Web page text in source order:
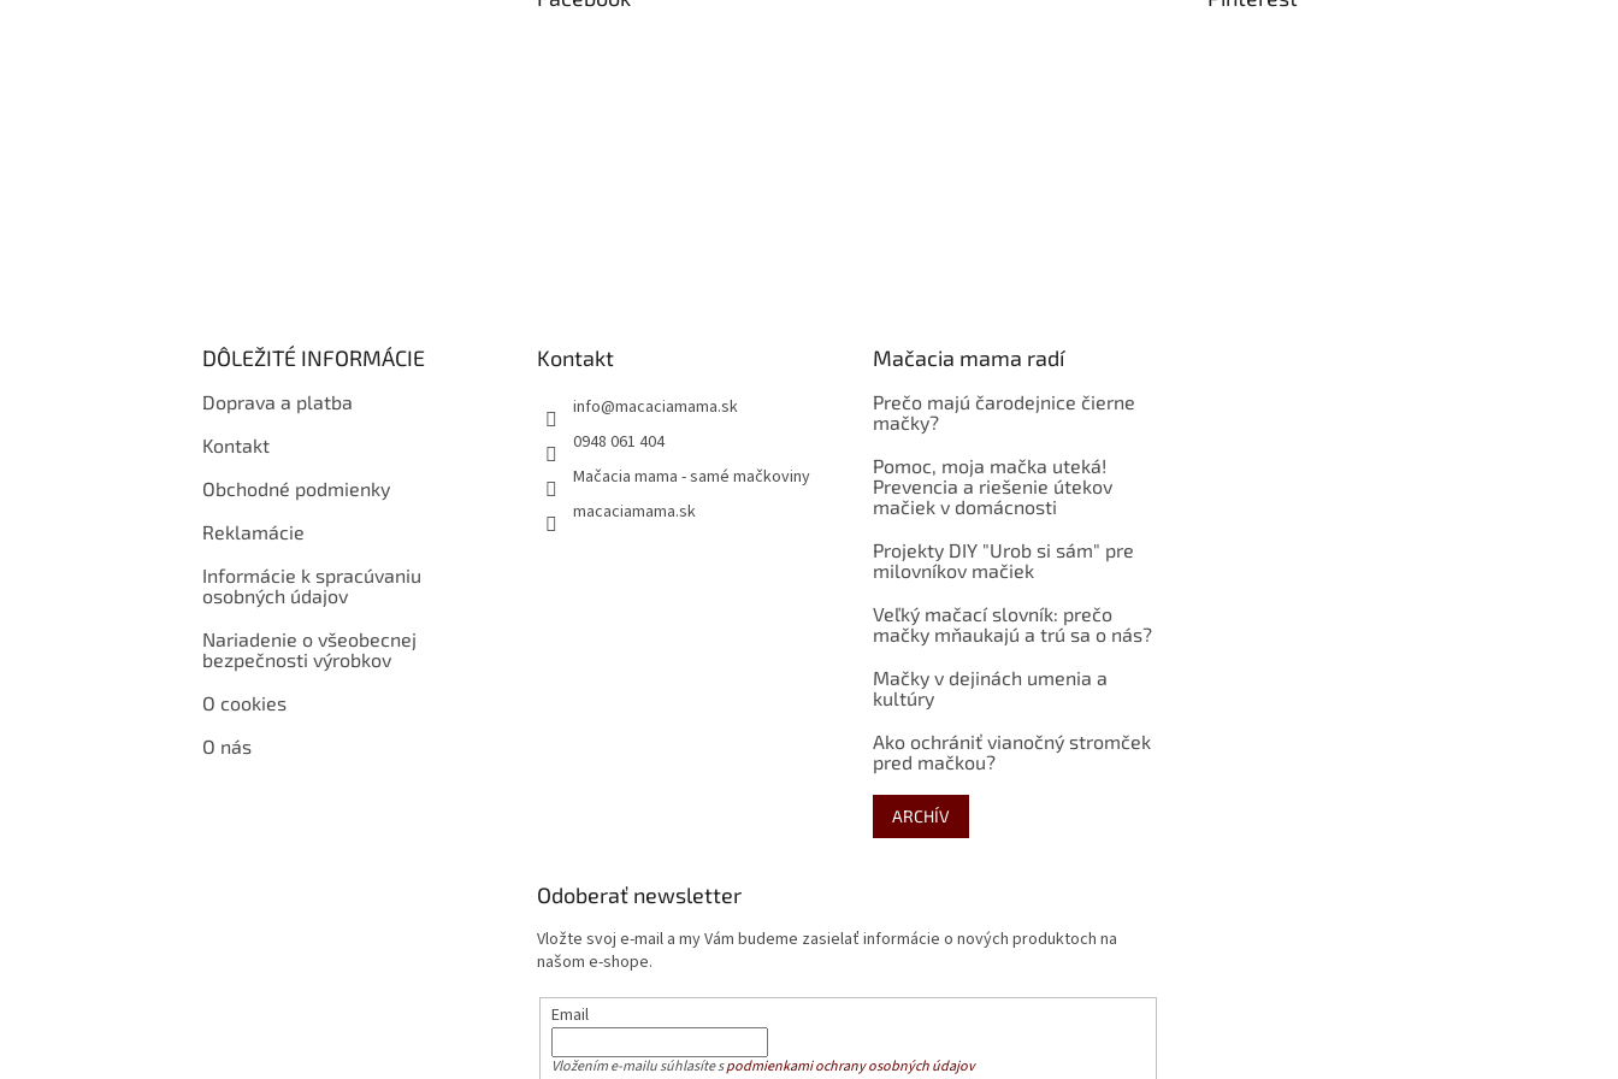
DÔLEŽITÉ INFORMÁCIE
Doprava a platba
Kontakt
Obchodné podmienky
Reklamácie
Informácie k spracúvaniu
osobných údajov
Nariadenie o všeobecnej
bezpečnosti výrobkov
O cookies
O nás
Kontakt
info@macaciamama.sk
0948 061 404
Mačacia mama - samé mačkoviny
macaciamama.sk
Mačacia mama radí
Prečo majú čarodejnice čierne
mačky?
Pomoc, moja mačka uteká!
Prevencia a riešenie útekov
mačiek v domácnosti
Projekty DIY "Urob si sám" pre
milovníkov mačiek
Veľký mačací slovník: prečo
mačky mňaukajú a trú sa o nás?
Mačky v dejinách umenia a
kultúry
Ako ochrániť vianočný stromček
pred mačkou?
ARCHÍV
Odoberať newsletter
Vložte svoj e-mail a my Vám budeme zasielať informácie o nových produktoch na
našom e-shope.
Email
Vložením e-mailu súhlasíte spodmienkami ochrany osobných údajov